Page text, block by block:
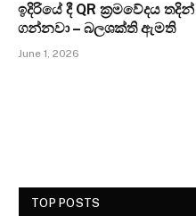
ඉදිරියේ දී QR ක්‍රමවේදය
ගන්නවා – බලශක්ති ඇමති
June 1, 2026
TOP POSTS